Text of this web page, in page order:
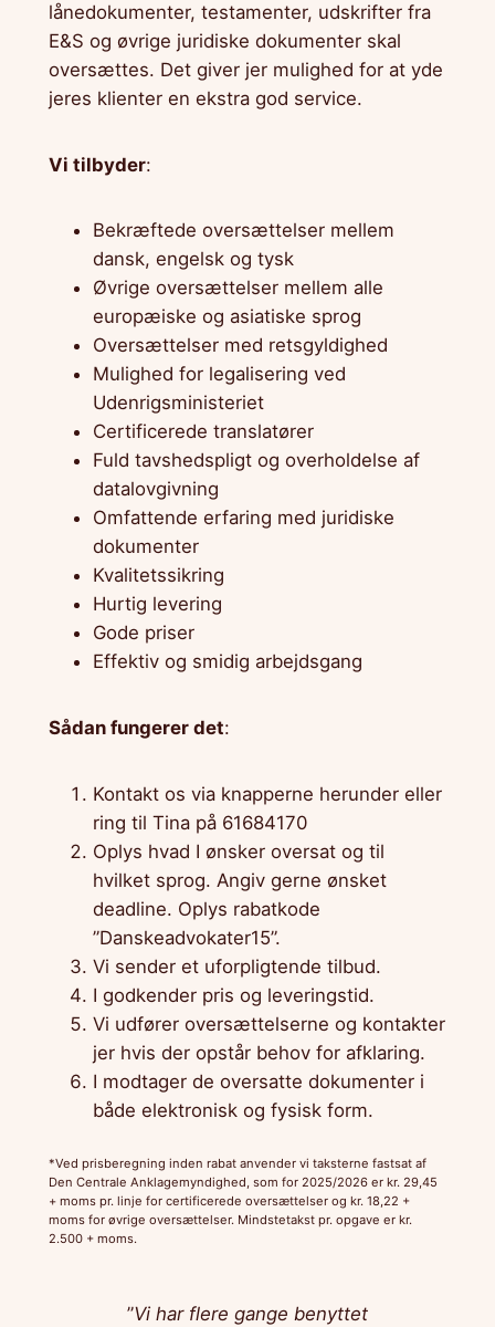
lånedokumenter, testamenter, udskrifter fra
E&S og øvrige juridiske dokumenter skal
oversættes. Det giver jer mulighed for at yde
jeres klienter en ekstra god service.
Vi tilbyder:
Bekræftede oversættelser mellem
dansk, engelsk og tysk
Øvrige oversættelser mellem alle
europæiske og asiatiske sprog
Oversættelser med retsgyldighed
Mulighed for legalisering ved
Udenrigsministeriet
Certificerede translatører
Fuld tavshedspligt og overholdelse af
datalovgivning
Omfattende erfaring med juridiske
dokumenter
Kvalitetssikring
Hurtig levering
Gode priser
Effektiv og smidig arbejdsgang
Sådan fungerer det:
Kontakt os via knapperne herunder eller
ring til Tina på 61684170
Oplys hvad I ønsker oversat og til
hvilket sprog. Angiv gerne ønsket
deadline. Oplys rabatkode
”Danskeadvokater15”.
Vi sender et uforpligtende tilbud.
I godkender pris og leveringstid.
Vi udfører oversættelserne og kontakter
jer hvis der opstår behov for afklaring.
I modtager de oversatte dokumenter i
både elektronisk og fysisk form.
*Ved prisberegning inden rabat anvender vi taksterne fastsat af
Den Centrale Anklagemyndighed, som for 2025/2026 er kr. 29,45
+ moms pr. linje for certificerede oversættelser og kr. 18,22 +
moms for øvrige oversættelser. Mindstetakst pr. opgave er kr.
2.500 + moms.
”Vi har flere gange benyttet